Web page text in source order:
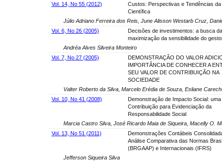
Vol. 14, No 55 (2012)
Custos: Perspectivas e Tendências
Científica
Júlio Adriano Ferreira dos Reis, June Alisson Westarb Cruz,
Vol. 6, No 26 (2005)
Decisões de investimentos: a busca da
maximização da sensibilidade do
Andréa Alves Silveira Monteiro
Vol. 7, No 27 (2005)
DEMONSTRAÇÃO DO VALOR
IMPORTÂNCIA DE CONHECER A
SEU VALOR DE CONTRIBUIÇÃO NA
SOCIEDADE
Valter Roberto da Silva, Marcelo Erédia de Souza, Esliane
Vol. 10, No 41 (2008)
Demonstração de Impacto Social: uma
Contribuição para Evidenciação da
Responsabilidade Social
Marcia Castro Silva, José Ricardo Maia de Siqueira, Macelly O.
Vol. 13, No 51 (2011)
Demonstrações Contábeis
Análise Comparativa das Normas
(BRGAAP) e Internacionais (IFRS)
Jefferson Siqueira Silva